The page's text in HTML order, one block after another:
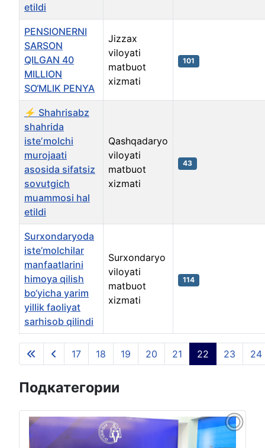
Материалы
etildi
PЕNSIONЕRNI
SARSON
QILGAN 40
MILLION
SO‘MLIK PЕNYA
Jizzax
viloyati
matbuot
xizmati
101
⚡️ Shahrisabz
shahrida
isteʼmolchi
murojaati
asosida sifatsiz
sovutgich
muammosi hal
etildi
Qashqadaryo
viloyati
matbuot
xizmati
43
Surxondaryoda
iste’molchilar
manfaatlarini
himoya qilish
bo‘yicha yarim
yillik faoliyat
sarhisob qilindi
Surxondaryo
viloyati
matbuot
xizmati
114
Страница 22 из 135
17 18 19 20 21 22 23 24
Подкатегории